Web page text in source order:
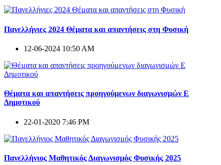
Πανελλήνιες 2024 Θέματα και απαντήσεις στη Φυσική
12-06-2024 10:50 AM
Θέματα και απαντήσεις προηγούμενων διαγωνισμών E
Δημοτικού
22-01-2020 7:46 PM
Πανελλήνιος Μαθητικός Διαγωνισμός Φυσικής 2025